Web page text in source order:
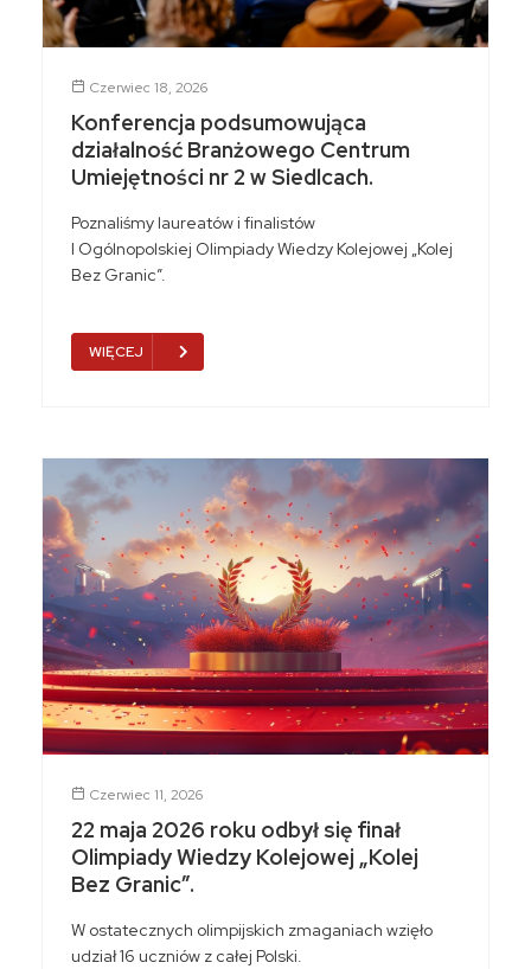
Czerwiec 18, 2026
Konferencja podsumowująca
działalność Branżowego Centrum
Umiejętności nr 2 w Siedlcach.
Poznaliśmy laureatów i finalistów
I Ogólnopolskiej Olimpiady Wiedzy Kolejowej „Kolej
Bez Granic”.
WIĘCEJ
Czerwiec 11, 2026
22 maja 2026 roku odbył się finał
Olimpiady Wiedzy Kolejowej „Kolej
Bez Granic”.
W ostatecznych olimpijskich zmaganiach wzięło
udział 16 uczniów z całej Polski.